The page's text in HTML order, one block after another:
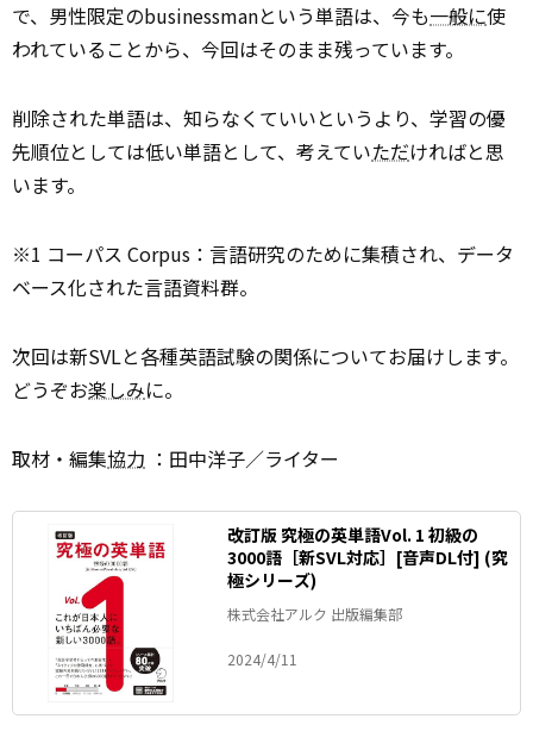
で、男性限定のbusinessmanという単語は、今も一般に使
われていることから、今回はそのまま残っています。
削除された単語は、知らなくていいというより、学習の優
先順位としては低い単語として、考えていただければと思
います。
※1 コーパス Corpus：言語研究のために集積され、データ
ベース化された言語資料群。
次回は新SVLと各種英語試験の関係についてお届けします。
どうぞお楽しみに。
取材・編集協力 ：田中洋子／ライター
改訂版 究極の英単語Vol. 1 初級の
3000語［新SVL対応］[音声DL付] (究
極シリーズ)
株式会社アルク 出版編集部
2024/4/11